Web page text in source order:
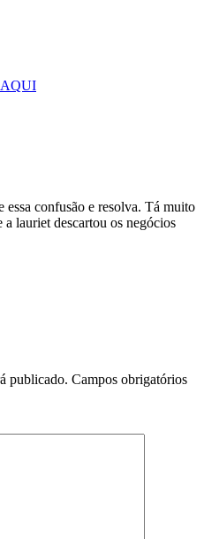
essa confusão e resolva. Tá muito
lauriet descartou os negócios
publicado. Campos obrigatórios